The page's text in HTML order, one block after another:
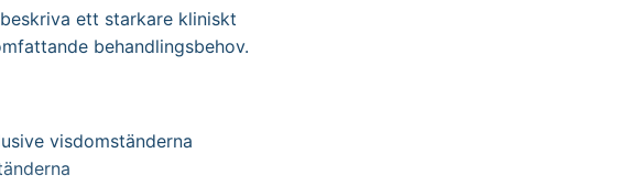
ett starkare kliniskt
behandlingsbehov.
visdomständerna